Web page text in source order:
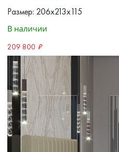
Размер: 206x213x115
В наличии
209 800 ₽